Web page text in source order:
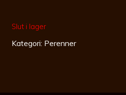
Slut i lager
Kategori: Perenner